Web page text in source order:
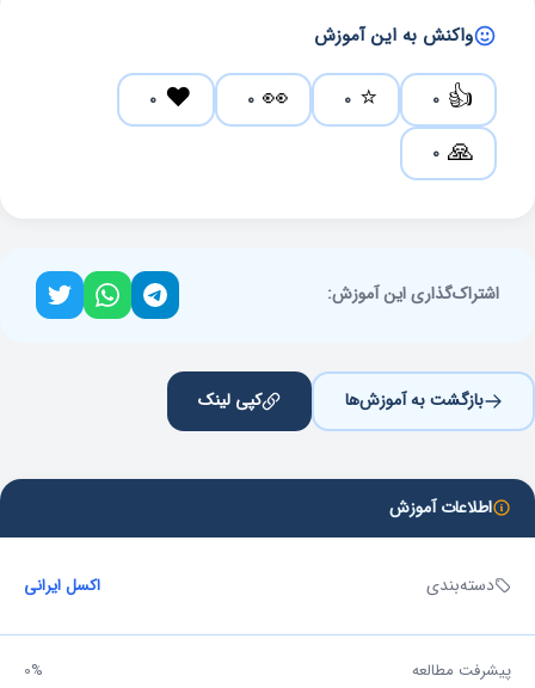
اطلاعات آموزش
دسته‌بندی اکسل ایرانی
پیشرفت مطالعه 0%
واکنش به این آموزش
👍
0
⭐
0
👀
0
❤️
0
🙏
0
اشتراک‌گذاری این آموزش:
بازگشت به آموزش‌ها کپی لینک